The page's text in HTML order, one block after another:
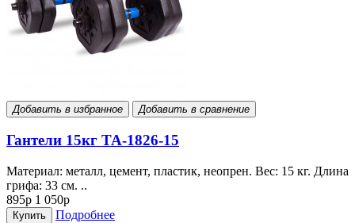
Добавить в избранное Добавить в сравнение
Гантели 15кг TA-1826-15
Материал: металл, цемент, пластик, неопрен. Вес: 15 кг. Длина
грифа: 33 см. ..
895р 1 050р
Купить
Подробнее